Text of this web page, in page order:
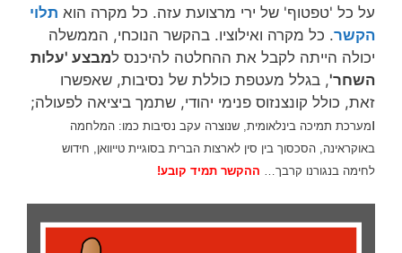
על כל 'טפטוף' של ירי מרצועת עזה. כל מקרה הוא תלוי
הקשר. כל מקרה ואילוציו. בהקשר הנוכחי, הממשלה
יכולה הייתה לקבל את ההחלטה להיכנס למבצע 'עלות
השחר', בגלל מעטפת כוללת של נסיבות, שאפשרו
זאת, כולל קונצנזוס פנימי יהודי, שתמך ביציאה לפעולה;
ומערכת תמיכה בינלאומית, שנוצרה עקב נסיבות כמו: המלחמה
באוקראינה, הסכסוך בין סין לארצות הברית בסוגיית טייוואן, חידוש
לחימה בנגורנו קרבך… ההקשר תמיד קובע!